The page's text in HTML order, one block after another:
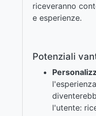
riceveranno
e esperienze.
Potenziali
l'utente: